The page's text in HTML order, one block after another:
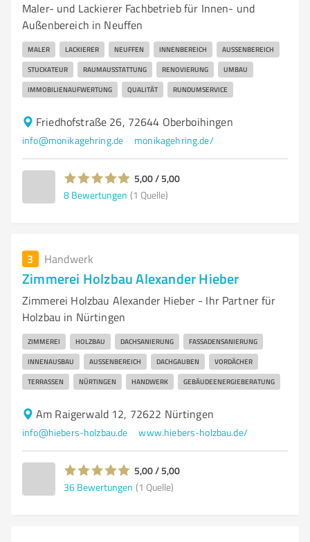
Maler- und Lackierer Fachbetrieb für Innen- und
Außenbereich in Neuffen
MALER LACKIERER NEUFFEN INNENBEREICH AUSSENBEREICH
STUCKATEUR RAUMAUSSTATTUNG RENOVIERUNG UMBAU
IMMOBILIENAUFWERTUNG QUALITÄT RUNDUMSERVICE
Friedhofstraße 26, 72644 Oberboihingen
info@monikagehring.de monikagehring.de/
5,00 / 5,00
8 Bewertungen (1 Quelle)
3 Handwerk
Zimmerei Holzbau Alexander Hieber
Zimmerei Holzbau Alexander Hieber - Ihr Partner für
Holzbau in Nürtingen
ZIMMEREI HOLZBAU DACHSANIERUNG FASSADENSANIERUNG
INNENAUSBAU AUSSENBEREICH DACHGAUBEN VORDÄCHER
TERRASSEN NÜRTINGEN HANDWERK GEBÄUDEENERGIEBERATUNG
Am Raigerwald 12, 72622 Nürtingen
info@hiebers-holzbau.de www.hiebers-holzbau.de/
5,00 / 5,00
36 Bewertungen (1 Quelle)